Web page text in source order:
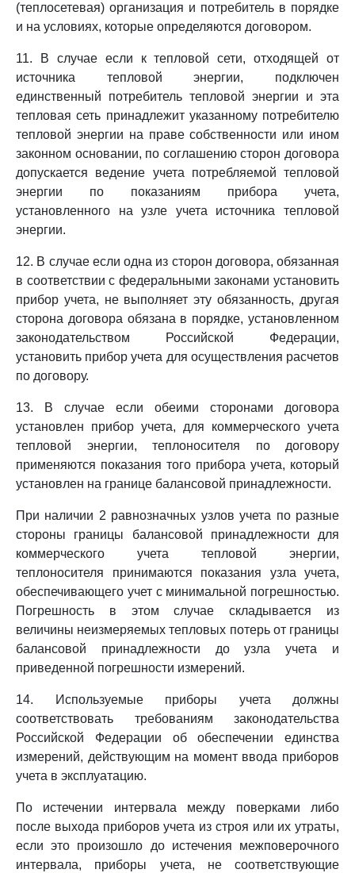
(теплосетевая) организация и потребитель в порядке
и на условиях, которые определяются договором.
11. В случае если к тепловой сети, отходящей от
источника тепловой энергии, подключен
единственный потребитель тепловой энергии и эта
тепловая сеть принадлежит указанному потребителю
тепловой энергии на праве собственности или ином
законном основании, по соглашению сторон договора
допускается ведение учета потребляемой тепловой
энергии по показаниям прибора учета,
установленного на узле учета источника тепловой
энергии.
12. В случае если одна из сторон договора, обязанная
в соответствии с федеральными законами установить
прибор учета, не выполняет эту обязанность, другая
сторона договора обязана в порядке, установленном
законодательством Российской Федерации,
установить прибор учета для осуществления расчетов
по договору.
13. В случае если обеими сторонами договора
установлен прибор учета, для коммерческого учета
тепловой энергии, теплоносителя по договору
применяются показания того прибора учета, который
установлен на границе балансовой принадлежности.
При наличии 2 равнозначных узлов учета по разные
стороны границы балансовой принадлежности для
коммерческого учета тепловой энергии,
теплоносителя принимаются показания узла учета,
обеспечивающего учет с минимальной погрешностью.
Погрешность в этом случае складывается из
величины неизмеряемых тепловых потерь от границы
балансовой принадлежности до узла учета и
приведенной погрешности измерений.
14. Используемые приборы учета должны
соответствовать требованиям законодательства
Российской Федерации об обеспечении единства
измерений, действующим на момент ввода приборов
учета в эксплуатацию.
По истечении интервала между поверками либо
после выхода приборов учета из строя или их утраты,
если это произошло до истечения межповерочного
интервала, приборы учета, не соответствующие